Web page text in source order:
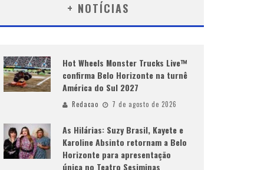
+ NOTÍCIAS
Hot Wheels Monster Trucks Live™
confirma Belo Horizonte na turnê
América do Sul 2027
Redacao 7 de agosto de 2026
As Hilárias: Suzy Brasil, Kayete e
Karoline Absinto retornam a Belo
Horizonte para apresentação
única no Teatro Sesiminas